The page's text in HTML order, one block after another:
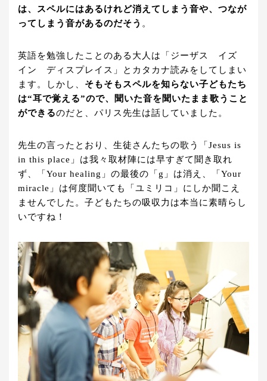
は、スペルにはあるけれど消えてしまう音や、つなが
ってしまう音があるのだそう 。
英語を勉強したことのある大人は「ジーザス イズ
イン ディスプレイス」とカタカナ読みをしてしまい
ます。しかし、 そもそもスペルを知らない子どもたち
は“耳で覚える”ので、聞いた音を聞いたまま歌うこと
ができるのだと、パリス先生は話していました。
先生の言ったとおり、生徒さんたちの歌う「Jesus is
in this place」は我々取材陣には早すぎて聞き取れ
ず、「Your healing」の最後の「g」は消え、「Your
miracle」は何度聞いても「ユミリコ」にしか聞こえ
ませんでした。子どもたちの吸収力は本当に素晴らし
いですね！